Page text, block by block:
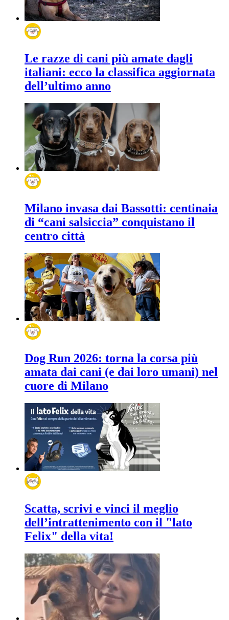
Le razze di cani più amate dagli
italiani: ecco la classifica aggiornata
dell’ultimo anno
Milano invasa dai Bassotti: centinaia
di “cani salsiccia” conquistano il
centro città
Dog Run 2026: torna la corsa più
amata dai cani (e dai loro umani) nel
cuore di Milano
Scatta, scrivi e vinci il meglio
dell’intrattenimento con il "lato
Felix" della vita!